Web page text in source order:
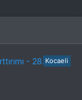
Kocaeli